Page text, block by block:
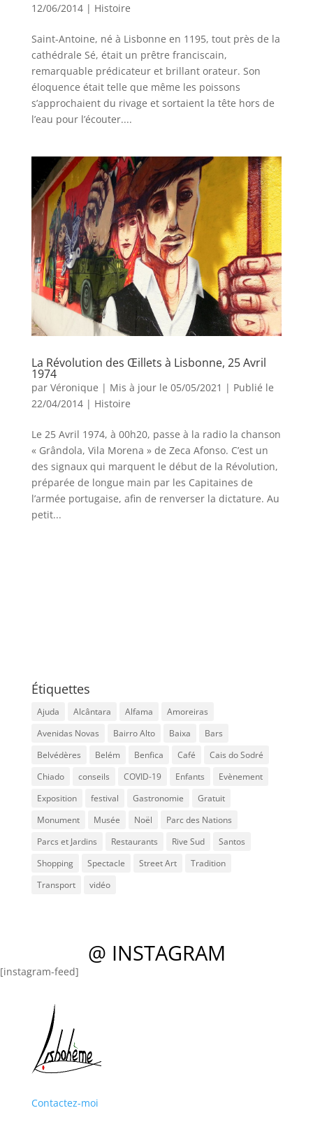
12/06/2014| Histoire
Saint-Antoine, né à Lisbonne en 1195, tout près de la
cathédrale Sé, était un prêtre franciscain,
remarquable prédicateur et brillant orateur. Son
éloquence était telle que même les poissons
s’approchaient du rivage et sortaient la tête hors de
l’eau pour l’écouter....
La Révolution des Œillets à Lisbonne, 25 Avril
1974
par Véronique | Mis à jour le 05/05/2021 | Publié le
22/04/2014| Histoire
Le 25 Avril 1974, à 00h20, passe à la radio la chanson
« Grândola, Vila Morena » de Zeca Afonso. C’est un
des signaux qui marquent le début de la Révolution,
préparée de longue main par les Capitaines de
l’armée portugaise, afin de renverser la dictature. Au
petit...
Étiquettes
Ajuda Alcântara Alfama
Amoreiras
Avenidas Novas
Bairro Alto Baixa
Bars
Belvédères
Belém Benfica Café
Cais do Sodré
Chiado
conseils COVID-19 Enfants
Evènement
Exposition
festival Gastronomie
Gratuit
Monument
Musée Noël
Parc des Nations
Parcs et Jardins
Restaurants Rive Sud
Santos
Shopping
Spectacle Street Art
Tradition
Transport
vidéo
@ INSTAGRAM
[instagram-feed]
Contactez-moi